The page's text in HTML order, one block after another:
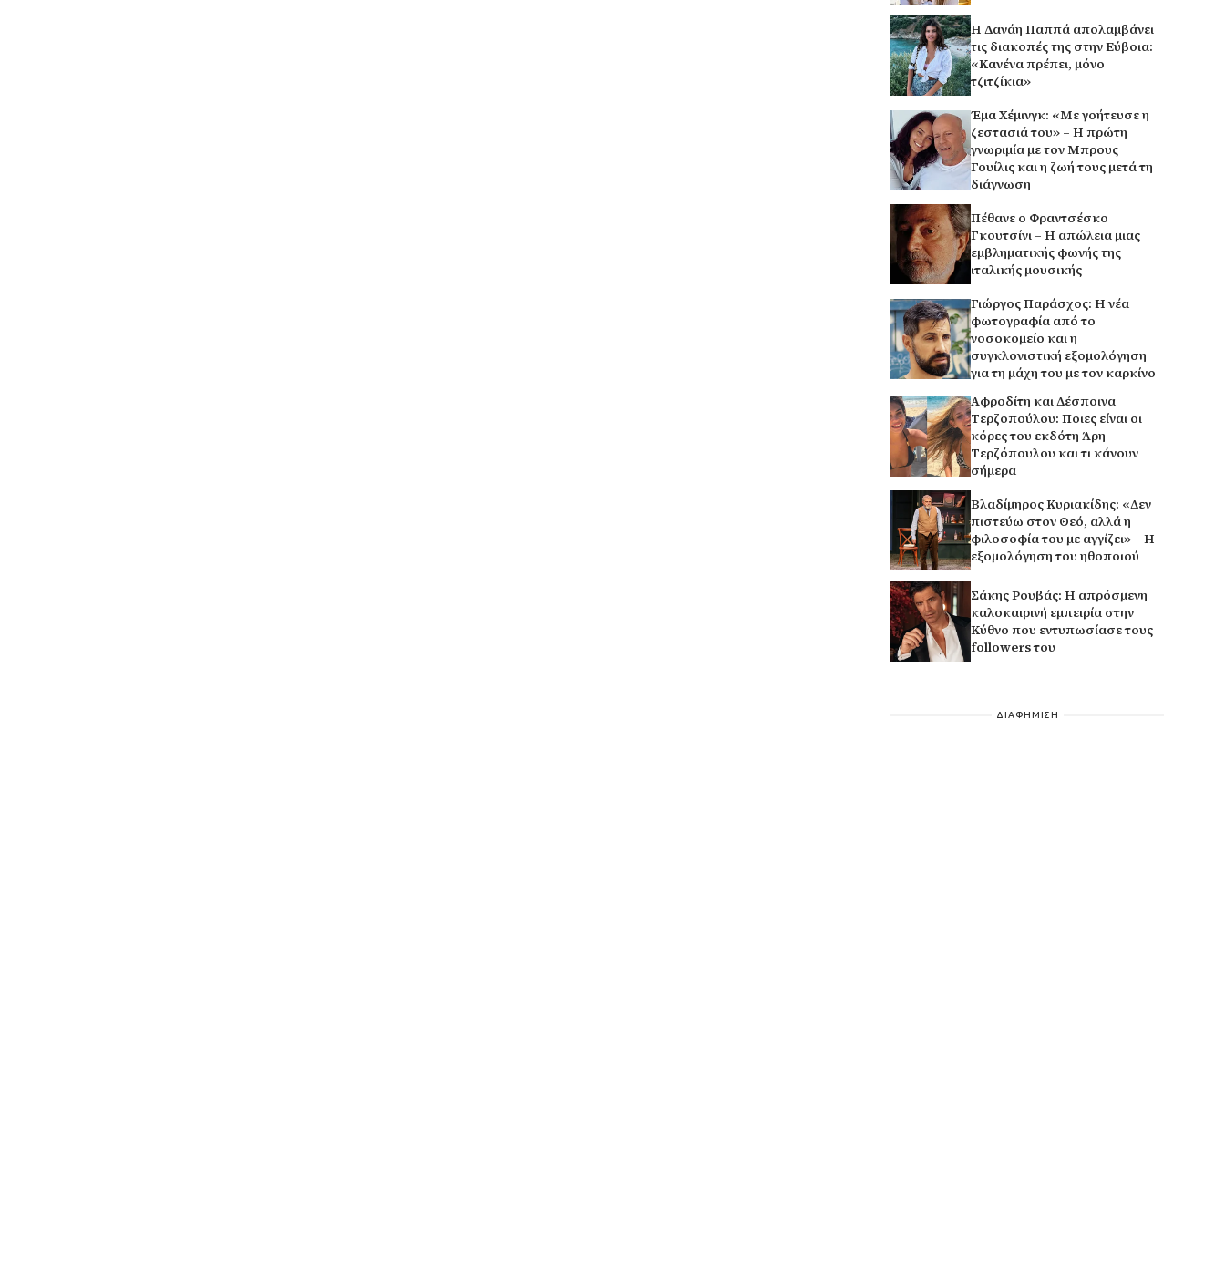
Η Δανάη Παππά απολαμβάνει
τις διακοπές της στην Εύβοια:
«Κανένα πρέπει, μόνο
τζιτζίκια»
Έμα Χέμινγκ: «Με γοήτευσε η
ζεστασιά του» – Η πρώτη
γνωριμία με τον Μπρους
Γουίλις και η ζωή τους μετά τη
διάγνωση
Πέθανε ο Φραντσέσκο
Γκουτσίνι – Η απώλεια μιας
εμβληματικής φωνής της
ιταλικής μουσικής
Γιώργος Παράσχος: Η νέα
φωτογραφία από το
νοσοκομείο και η
συγκλονιστική εξομολόγηση
για τη μάχη του με τον καρκίνο
Αφροδίτη και Δέσποινα
Τερζοπούλου: Ποιες είναι οι
κόρες του εκδότη Άρη
Τερζόπουλου και τι κάνουν
σήμερα
Βλαδίμηρος Κυριακίδης: «Δεν
πιστεύω στον Θεό, αλλά η
φιλοσοφία του με αγγίζει» – Η
εξομολόγηση του ηθοποιού
Σάκης Ρουβάς: Η απρόσμενη
καλοκαιρινή εμπειρία στην
Κύθνο που εντυπωσίασε τους
followers του
ΔΙΑΦΗΜΙΣΗ